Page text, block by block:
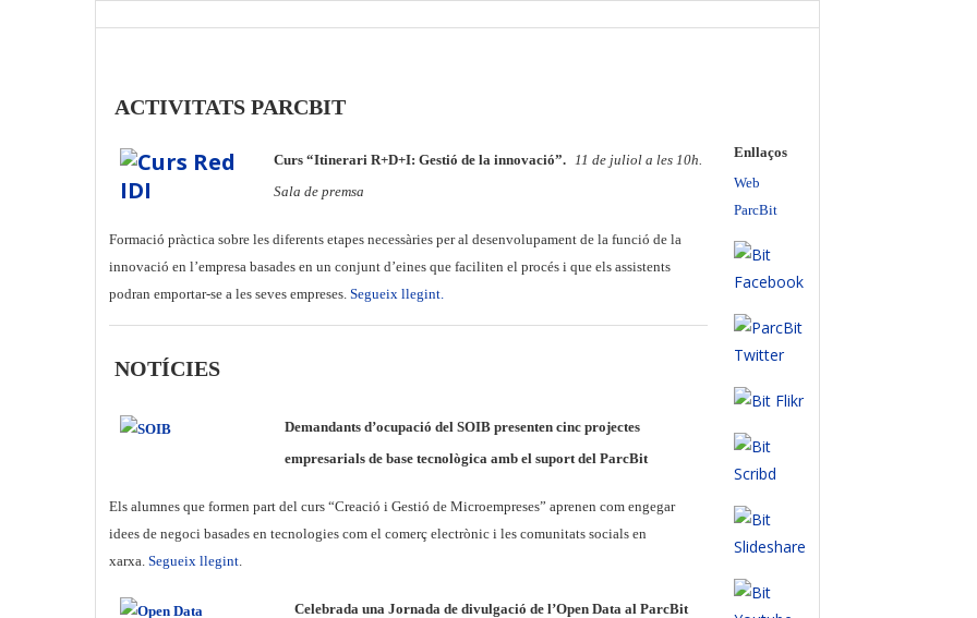
ACTIVITATS PARCBIT
Curs “Itinerari R+D+I: Gestió de la innovació”.
11 de juliol a les 10h.
Sala de premsa
Formació pràctica sobre les diferents etapes necessàries per al desenvolupament de la funció de la
innovació en l’empresa basades en un conjunt d’eines que faciliten el procés i que els assistents
podran emportar-se a les seves empreses. Segueix llegint.
NOTÍCIES
Demandants d’ocupació del SOIB presenten cinc projectes
empresarials de base tecnològica amb el suport del ParcBit
Els alumnes que formen part del curs “Creació i Gestió de Microempreses” aprenen com engegar
idees de negoci basades en tecnologies com el comerç electrònic i les comunitats socials en
xarxa. Segueix llegint
Celebrada una Jornada de divulgació de l’Open Data al ParcBit
Enllaços
Web
ParcBit